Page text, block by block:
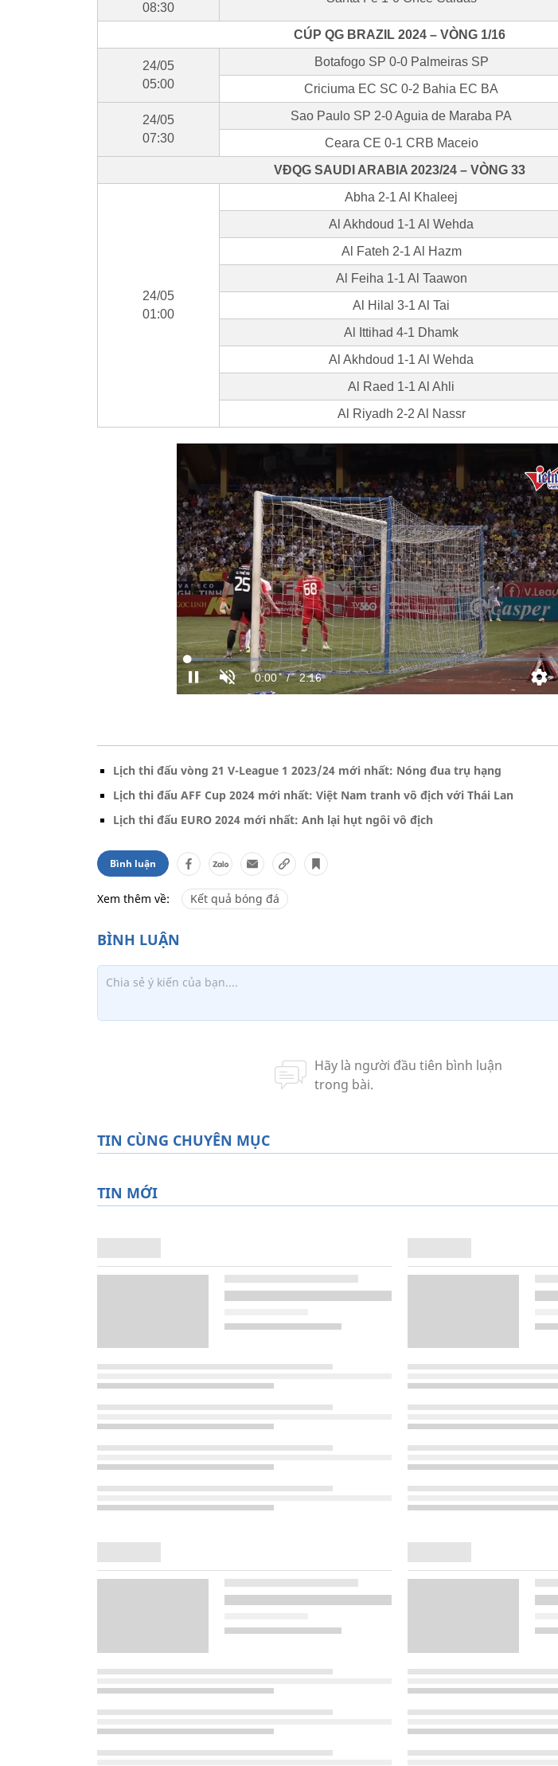
08:30
CÚP QG BRAZIL 2024 – VÒNG 1/16
24/05
05:00
Botafogo SP 0-0 Palmeiras SP
Criciuma EC SC 0-2 Bahia EC BA
24/05
07:30
Sao Paulo SP 2-0 Aguia de Maraba PA
Ceara CE 0-1 CRB Maceio
VĐQG SAUDI ARABIA 2023/24 – VÒNG 33
24/05
01:00
Abha 2-1 Al Khaleej
Al Akhdoud 1-1 Al Wehda
Al Fateh 2-1 Al Hazm
Al Feiha 1-1 Al Taawon
Al Hilal 3-1 Al Tai
Al Ittihad 4-1 Dhamk
Al Akhdoud 1-1 Al Wehda
Al Raed 1-1 Al Ahli
Al Riyadh 2-2 Al Nassr
Lịch thi đấu vòng 21 V-League 1 2023/24 mới nhất: Nóng đua trụ hạng
Lịch thi đấu AFF Cup 2024 mới nhất: Việt Nam tranh vô địch với Thái Lan
Lịch thi đấu EURO 2024 mới nhất: Anh lại hụt ngôi vô địch
Bình luận
Xem thêm về: Kết quả bóng đá
TIN CÙNG CHUYÊN MỤC
TIN MỚI